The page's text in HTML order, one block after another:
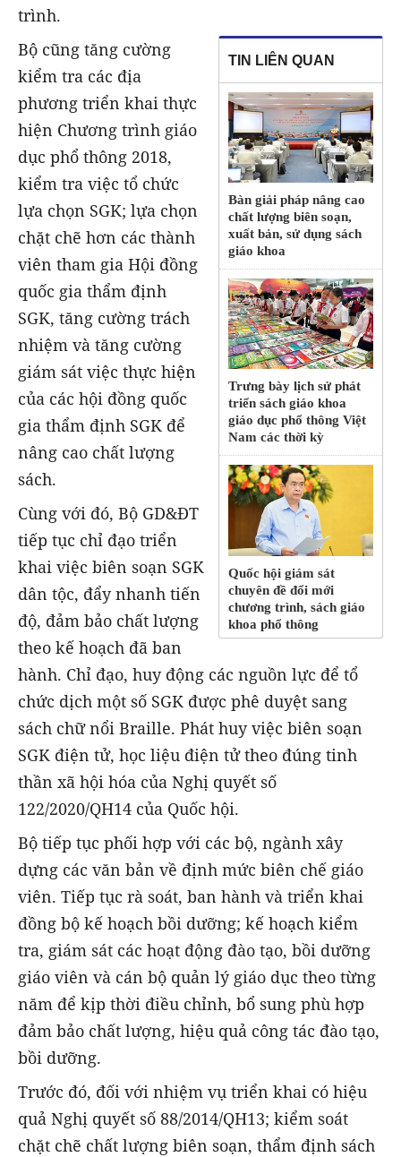
trình.
TIN LIÊN QUAN
Bàn giải pháp nâng cao
chất lượng biên soạn,
xuất bản, sử dụng sách
giáo khoa
Trưng bày lịch sử phát
triển sách giáo khoa
giáo dục phổ thông Việt
Nam các thời kỳ
Quốc hội giám sát
chuyên đề đổi mới
chương trình, sách giáo
khoa phổ thông
Bộ cũng tăng cường
kiểm tra các địa
phương triển khai thực
hiện Chương trình giáo
dục phổ thông 2018,
kiểm tra việc tổ chức
lựa chọn SGK; lựa chọn
chặt chẽ hơn các thành
viên tham gia Hội đồng
quốc gia thẩm định
SGK, tăng cường trách
nhiệm và tăng cường
giám sát việc thực hiện
của các hội đồng quốc
gia thẩm định SGK để
nâng cao chất lượng
sách.
Cùng với đó, Bộ GD&ĐT
tiếp tục chỉ đạo triển
khai việc biên soạn SGK
dân tộc, đẩy nhanh tiến
độ, đảm bảo chất lượng
theo kế hoạch đã ban
hành. Chỉ đạo, huy động các nguồn lực để tổ
chức dịch một số SGK được phê duyệt sang
sách chữ nổi Braille. Phát huy việc biên soạn
SGK điện tử, học liệu điện tử theo đúng tinh
thần xã hội hóa của Nghị quyết số
122/2020/QH14 của Quốc hội.
Bộ tiếp tục phối hợp với các bộ, ngành xây
dựng các văn bản về định mức biên chế giáo
viên. Tiếp tục rà soát, ban hành và triển khai
đồng bộ kế hoạch bồi dưỡng; kế hoạch kiểm
tra, giám sát các hoạt động đào tạo, bồi dưỡng
giáo viên và cán bộ quản lý giáo dục theo từng
năm để kịp thời điều chỉnh, bổ sung phù hợp
đảm bảo chất lượng, hiệu quả công tác đào tạo,
bồi dưỡng.
Trước đó, đối với nhiệm vụ triển khai có hiệu
quả Nghị quyết số 88/2014/QH13; kiểm soát
chặt chẽ chất lượng biên soạn, thẩm định sách